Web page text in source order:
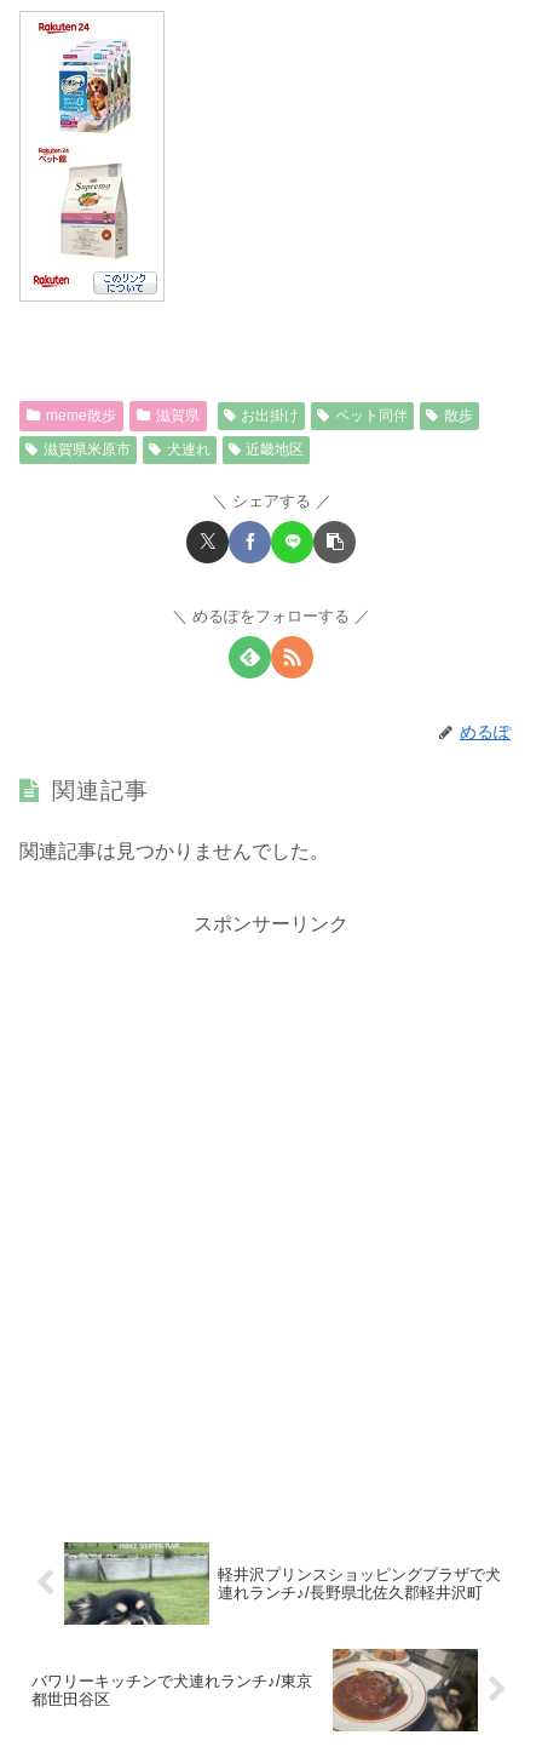
meme散歩 滋賀県 お出掛け ペット同伴
散歩
滋賀県米原市
犬連れ 近畿地区
シェアする
めるぽをフォローする
めるぽ
関連記事
関連記事は見つかりませんでした。
スポンサーリンク
軽井沢プリンスショッピングプラザで犬
連れランチ♪/長野県北佐久郡軽井沢町
バワリーキッチンで犬連れランチ♪/東京
都世田谷区